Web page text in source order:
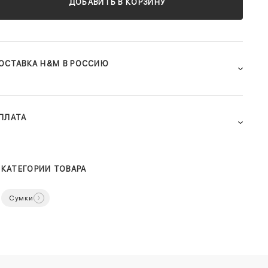
ДОБАВИТЬ В КОРЗИНУ
H&M В РОССИЮ
КАТЕГОРИИ ТОВАРА
Сумки